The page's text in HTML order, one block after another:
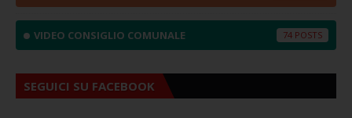
VIDEO CONSIGLIO COMUNALE 74
SEGUICI SU FACEBOOK